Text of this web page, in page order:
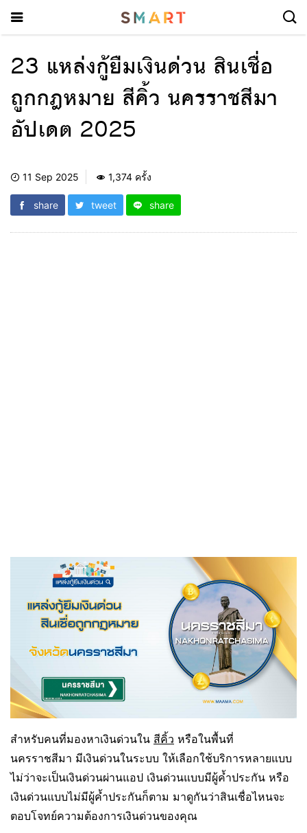
23 แหล่งกู้ยืมเงินด่วน สินเชื่อ
ถูกกฎหมาย สีคิ้ว นครราชสีมา
อัปเดต 2025
11 Sep 2025 1,374 ครั้ง
share tweet share
สำหรับคนที่มองหาเงินด่วนใน สีคิ้ว หรือในพื้นที่
นครราชสีมา มีเงินด่วนในระบบ ให้เลือกใช้บริการหลายแบบ
ไม่ว่าจะเป็นเงินด่วนผ่านแอป เงินด่วนแบบมีผู้ค้ำประกัน หรือ
เงินด่วนแบบไม่มีผู้ค้ำประกันก็ตาม มาดูกันว่าสินเชื่อไหนจะ
ตอบโจทย์ความต้องการเงินด่วนของคุณ